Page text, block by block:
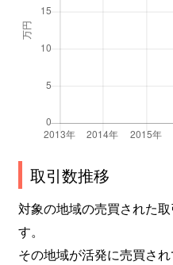
取引数推移
対象の地域の売買された
す。
その地域が活発に売買さ